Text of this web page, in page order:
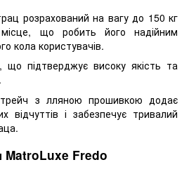
розрахований на вагу до 150 кг
що робить його надійним
кола користувачів.
що підтверджує високу якість та
з лляною прошивкою додає
відчуттів і забезпечує тривалий
MatroLuxe Fredo